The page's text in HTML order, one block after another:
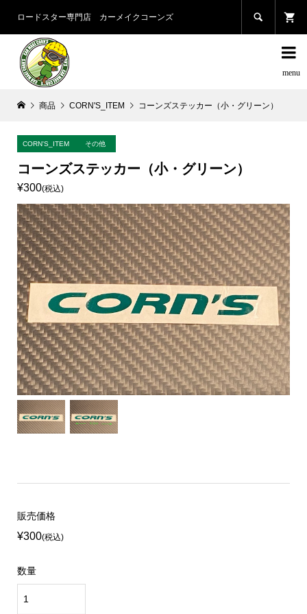
ロードスター専門店 カーメイクコーンズ 

商品 CORN'S_ITEM コーンズステッカー（小・グリーン）
CORN'S_ITEM その他
コーンズステッカー（小・グリーン）
¥300(税込)
販売価格
¥300(税込)
数量